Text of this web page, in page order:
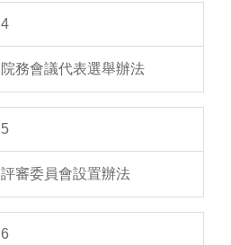
4
院務會議代表選舉辦法
5
評審委員會設置辦法
6